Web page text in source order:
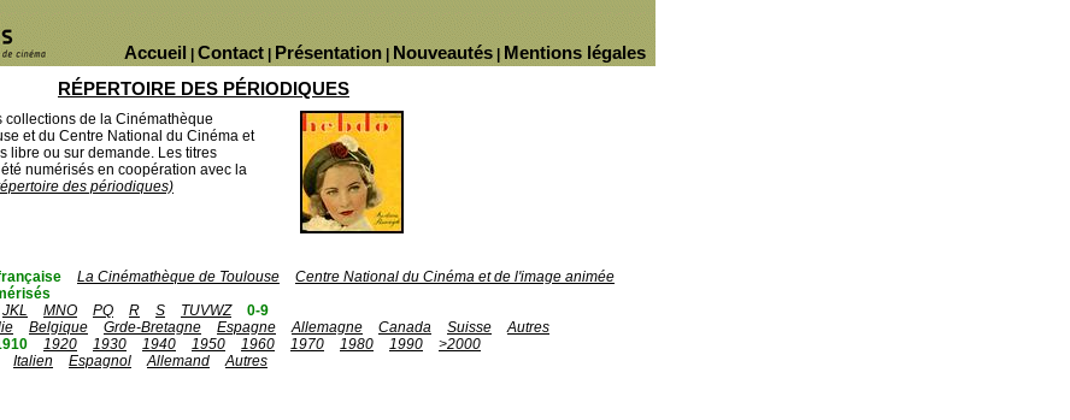
Mentions légales
Nouveautés
Présentation
Contact
Accueil
RÉPERTOIRE DES PÉRIODIQUES
de la Cinémathèque
et du Centre National du Cinéma et
libre ou sur demande. Les titres
numérisés en coopération avec la
des périodiques)
La Cinémathèque de Toulouse
Centre National du Cinéma et de l'image animée
JKL MNO PQ R S TUVWZ
0-9
Belgique Grde-Bretagne Espagne Allemagne Canada Suisse
Autres
1920 1930 1940 1950 1960 1970 1980 1990
>2000
Italien Espagnol Allemand
Autres